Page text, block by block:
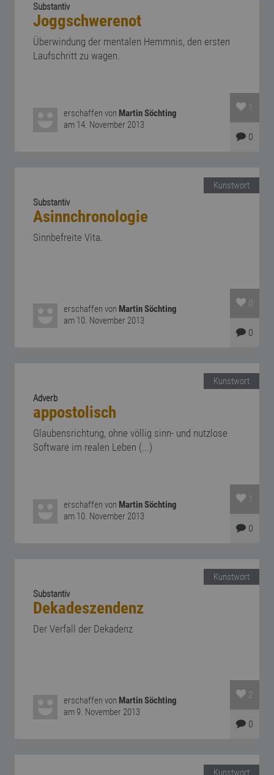
Substantiv
Joggschwerenot
Überwindung der mentalen Hemmnis, den ersten
Laufschritt zu wagen.
erschaffen von Martin Söchting
am 14. November 2013
1
0
Kunstwort
Substantiv
Asinnchronologie
Sinnbefreite Vita.
erschaffen von Martin Söchting
am 10. November 2013
0
0
Kunstwort
Adverb
appostolisch
Glaubensrichtung, ohne völlig sinn- und nutzlose
Software im realen Leben (...)
erschaffen von Martin Söchting
am 10. November 2013
1
0
Kunstwort
Substantiv
Dekadeszendenz
Der Verfall der Dekadenz
erschaffen von Martin Söchting
am 9. November 2013
2
0
Kunstwort